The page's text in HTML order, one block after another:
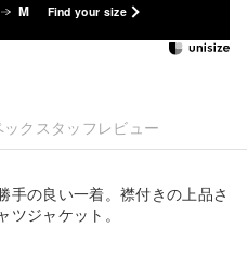
M Find your size
ク スタッフレビュー
手の良い一着。襟付きの上品さ
ツジャケット。